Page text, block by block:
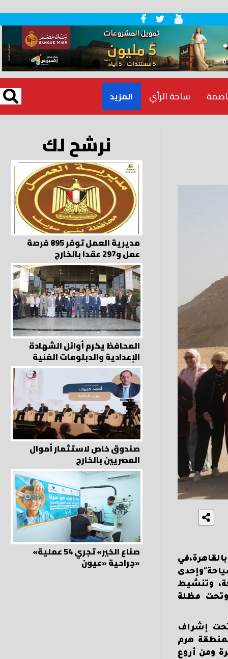
المزيد ساحة الرأي
الصيد المصري بالقاهرة،في
وتنشيط
وتحت مظلة
تحت إشراف
هرم
ومن أروع
نرشح لك
مديرية العمل توفر 895 فرصة
عمل و297 عقدًا بالخارج
المحافظ يكرم أوائل الشهادة
الإعدادية والدبلومات الفنية
صندوق خاص لاستثمار أموال
المصريين بالخارج
«صناع الخير» تجري 54 عملية
جراحية «عيون»